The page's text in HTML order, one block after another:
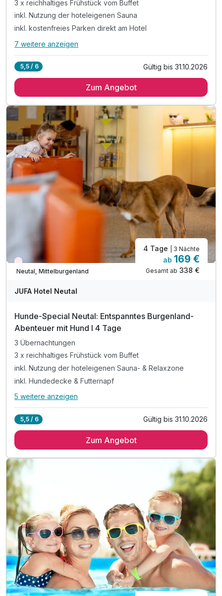
3 x reichhaltiges Frühstück vom Buffet
inkl. Nutzung der hoteleigenen Sauna
inkl. kostenfreies Parken direkt am Hotel
Alle Inklusivleistungen
3 x reichhaltiges Frühstück vom Buffet
inkl. kostenfreies Parken direkt am Hotel
inkl. kostenfreies WLAN
inkl. Burgenland Card
inkl. Streichelzoo & Abenteuerspielplatz
inkl. Eintritt in das Waldbad Neutal
Tipp: Draisinentour Sonnenland
Tipp: Ritterburg Lockenhaus
Tipp: Sonnentherme Lutzmannsburg
7 weitere anzeigen
5,5 / 6 Gültig bis 31.10.2026
Zum Angebot
Nur noch Restplätze
Neutal, Mittelburgenland
4 Tage | 3 Nächte
ab 169 €
Gesamt ab 338 €
JUFA Hotel Neutal
Hunde-Special Neutal: Entspanntes Burgenland-
Abenteuer mit Hund I 4 Tage
3 Übernachtungen
3 x reichhaltiges Frühstück vom Buffet
inkl. Nutzung der hoteleigenen Sauna- & Relaxzone
inkl. Hundedecke & Futternapf
Alle Inklusivleistungen
3 x reichhaltiges Frühstück vom Buffet
inkl. Hundedecke & Futternapf
inkl. Begrüßungspaket für Ihren Hund
inkl. Aufenthalt für Ihren Hund
inkl. Hundehandtücher für saubere Pfoten
Empfohlene Gassi-Routen in der Umgebung
inkl. Burgenland Card mit über 300 Vorteilen
5 weitere anzeigen
5,5 / 6 Gültig bis 31.10.2026
Zum Angebot